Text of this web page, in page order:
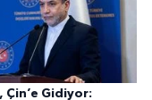
Çin’e Gidiyor: